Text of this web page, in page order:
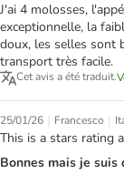
J'ai 4 molosses,
exceptionnelle, la
doux, les selles sont
transport très facile.
Cet avis a été traduit.
25/01/26 | Francesco |
This is a stars rating
Bonnes mais je suis